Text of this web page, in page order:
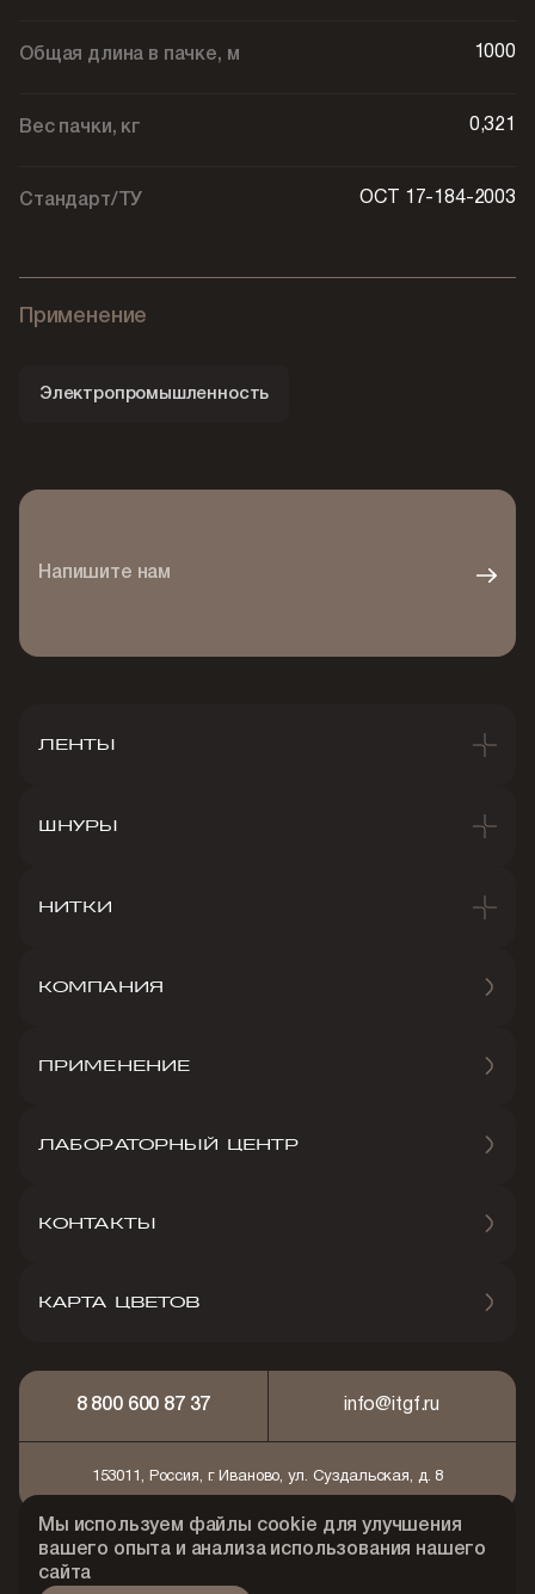
Общая длина в пачке, м 1000
Вес пачки, кг 0,321
Стандарт/ТУ ОСТ 17-184-2003
Применение
Электропромышленность
Напишите нам
КОМПАНИЯ
ПРИМЕНЕНИЕ
ЛАБОРАТОРНЫЙ ЦЕНТР
КОНТАКТЫ
КАРТА ЦВЕТОВ
ЛЕНТЫ
ШНУРЫ
НИТКИ
8 800 600 87 37 info@itgf.ru
153011, Россия, г. Иваново, ул. Суздальская, д. 8
© 2026 АО "Ивановская текстильно-галантерейная
фабрика"
Мы используем файлы cookie для улучшения
вашего опыта и анализа использования нашего
сайта